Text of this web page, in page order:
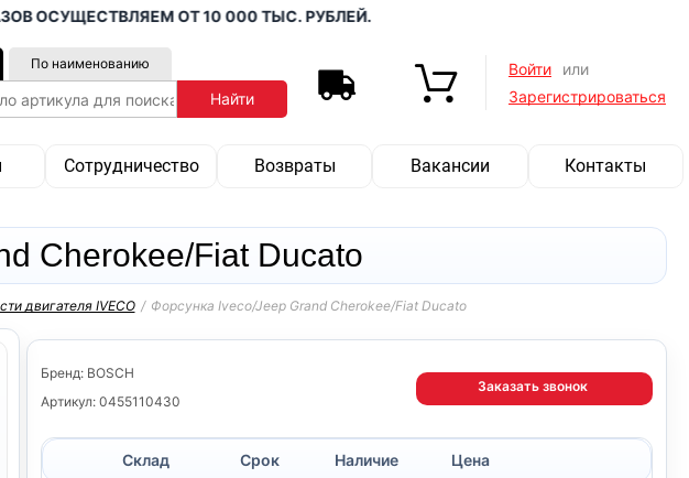
ОТ 10 000 ТЫС. РУБЛЕЙ.
По наименованию Войти
или
Зарегистрироваться
Сотрудничество Возвраты Вакансии Контакты
Cherokee/Fiat Ducato
двигателя IVECO / Форсунка Iveco/Jeep Grand Cherokee/Fiat Ducato
Бренд: BOSCH
Артикул: 0455110430
Заказать звонок
Склад Срок Наличие Цена